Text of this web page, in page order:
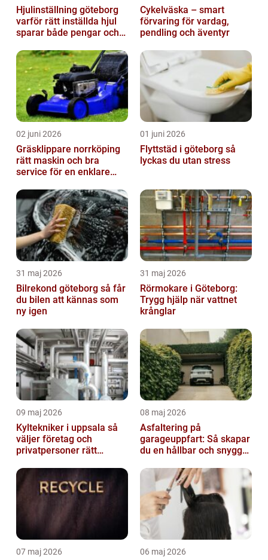
Hjulinställning göteborg
varför rätt inställda hjul
sparar både pengar och
Cykelväska – smart
förvaring för vardag,
pendling och äventyr
02 juni 2026
Gräsklippare norrköping
rätt maskin och bra
service för en enklare
01 juni 2026
Flyttstäd i göteborg så
lyckas du utan stress
31 maj 2026
Bilrekond göteborg så får
du bilen att kännas som
ny igen
31 maj 2026
Rörmokare i Göteborg:
Trygg hjälp när vattnet
krånglar
09 maj 2026
Kyltekniker i uppsala så
väljer företag och
privatpersoner rätt
08 maj 2026
Asfaltering på
garageuppfart: Så skapar
du en hållbar och snygg
07 maj 2026 06 maj 2026